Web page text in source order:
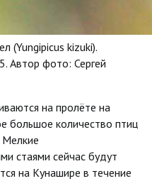
(Yungipicus kizuki).
Автор фото: Сергей
на пролёте на
большое количество птиц
Мелкие
стаями сейчас будут
на Кунашире в течение